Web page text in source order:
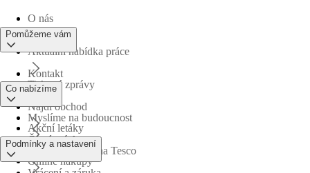
O nás
Aktuální nabídka práce
Tiskové zprávy
Myslíme na budoucnost
Obchodní skupina Tesco
Pomůžeme vám
Kontakt
Najdi obchod
Časté otázky
Co nabízíme
Akční letáky
Online nákupy
Podmínky a nastavení